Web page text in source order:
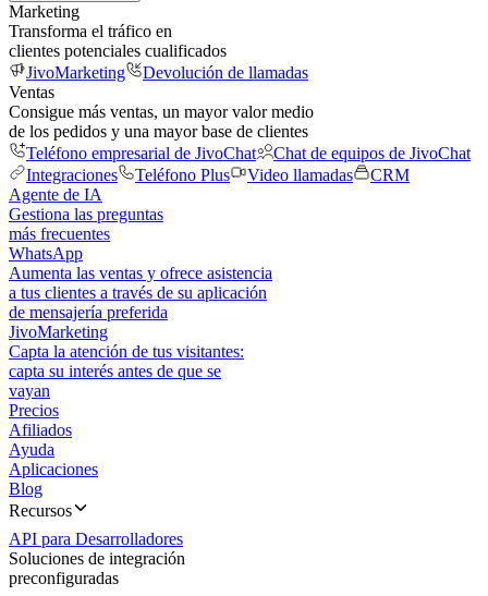
Marketing
Transforma el tráfico en
clientes potenciales cualificados
JivoMarketing
Devolución de llamadas
Ventas
Consigue más ventas, un mayor valor medio
de los pedidos y una mayor base de clientes
Teléfono empresarial de JivoChat
Chat de equipos de JivoChat
Integraciones
Teléfono Plus Video llamadas
CRM
Agente de IA
Gestiona las preguntas
más frecuentes
WhatsApp
Aumenta las ventas y ofrece asistencia
a tus clientes a través de su aplicación
de mensajería preferida
JivoMarketing
Capta la atención de tus visitantes:
capta su interés antes de que se
vayan
Precios
Afiliados
Ayuda
Aplicaciones
Blog
Recursos
API para Desarrolladores
Soluciones de integración
preconfiguradas